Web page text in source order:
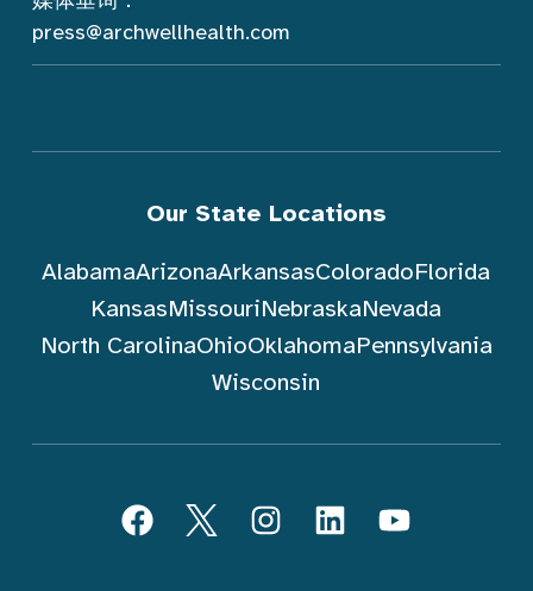
press@archwellhealth.com
Our State Locations
AlabamaArizonaArkansasColoradoFlorida
KansasMissouriNebraskaNevada
North CarolinaOhioOklahomaPennsylvania
Wisconsin
FacebookTwitterInstagramLinkedInYouTube